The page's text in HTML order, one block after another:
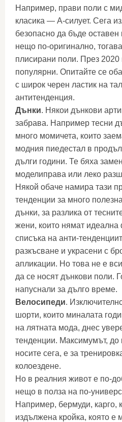
Например, прави поли с
класика — А-силует. Сега
безопасно да бъде
нещо по-оригинално,
плисирани поли. През 2020
популярни. Опитайте се
с широк черен ластик на
антитенденция.
Дънки. Някои дънкови
забрава. Например тесни
много момичета, които
модния пиедестал в
дълги години. Те бяха
моделиправа или леко
Някой обаче намира тази
тенденции за много
дънки, за разлика от
жени, които нямат
списъка на анти-
разкъсване и украсени с
апликации. Но това не е
да се носят дънкови поли.
напуснали за дълго време.
Велосипеди.
шорти, които миналата
на лятната мода, днес
тенденции. Максимумът, до
носите сега, е за
колоездене.
Но в реалния живот е по-
нещо в полза на по-
Например, бермуди, карго,
издължена кройка, която е